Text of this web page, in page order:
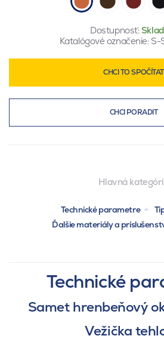
Dostupnosť:
Katalógové označenie: S-
CHCI TO SPOČÍTAT
CHCI PORADIT
Hlavná
Technické parametre
Ďalšie materiály a
Technické
Samet hrenbeňový
Vežička